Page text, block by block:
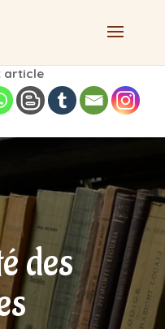
article
des